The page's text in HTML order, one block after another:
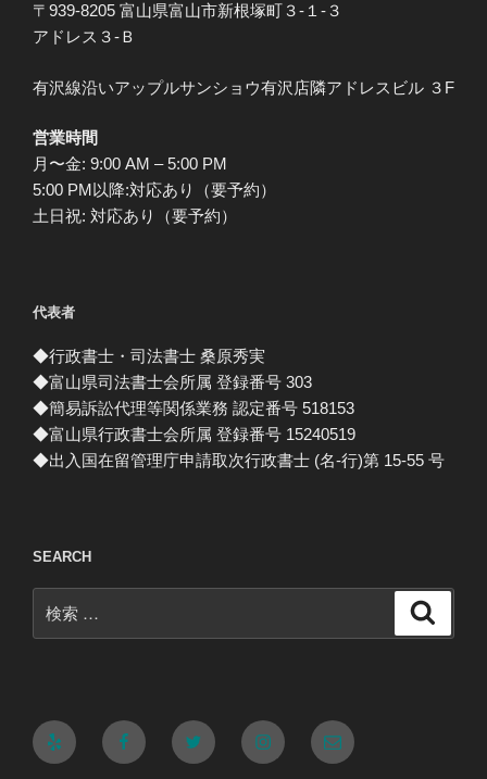
〒939-8205 富山県富山市新根塚町３-１-３
アドレス３-Ｂ
有沢線沿いアップルサンショウ有沢店隣アドレスビル ３F
営業時間
月〜金: 9:00 AM – 5:00 PM
5:00 PM以降:対応あり（要予約）
土日祝: 対応あり（要予約）
代表者
◆行政書士・司法書士 桑原秀実
◆富山県司法書士会所属 登録番号 303
◆簡易訴訟代理等関係業務 認定番号 518153
◆富山県行政書士会所属 登録番号 15240519
◆出入国在留管理庁申請取次行政書士 (名-行)第 15-55 号
SEARCH
索:
Yelp FacebookTwitter Instagram
メ